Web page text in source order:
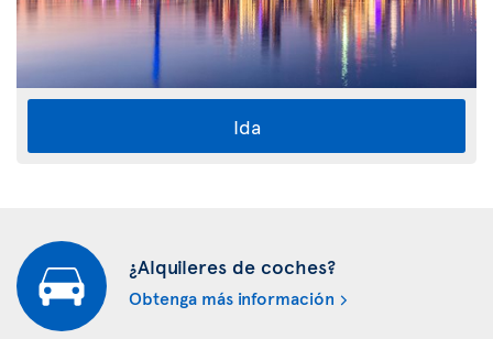
Ida
¿Alquileres de coches?
Obtenga más información